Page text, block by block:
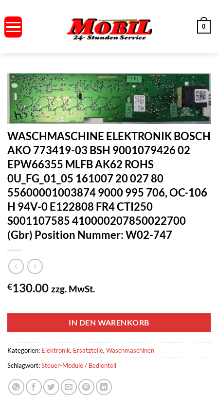
Inhalt
springen
0
WASCHMASCHINE ELEKTRONIK BOSCH
AKO 773419-03 BSH 9001079426 02
EPW66355 MLFB AK62 ROHS
0U_FG_01_05 161007 20 027 80
55600001003874 9000 995 706, OC-106
H 94V-0 E122808 FR4 CTI250
S001107585 410000207850022700
(Gbr) Position Nummer: W02-747
€130.00 zzg. MwSt.
IN DEN WARENKORB
Kategorien: Elektronik, Ersatzteile, Waschmaschinen
Schlagwort:Steuer-Module / Bedienteil